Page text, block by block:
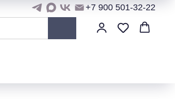
+7 900 501-32-22